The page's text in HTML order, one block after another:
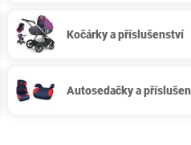
Kočárky a příslušenství
Autosedačky a